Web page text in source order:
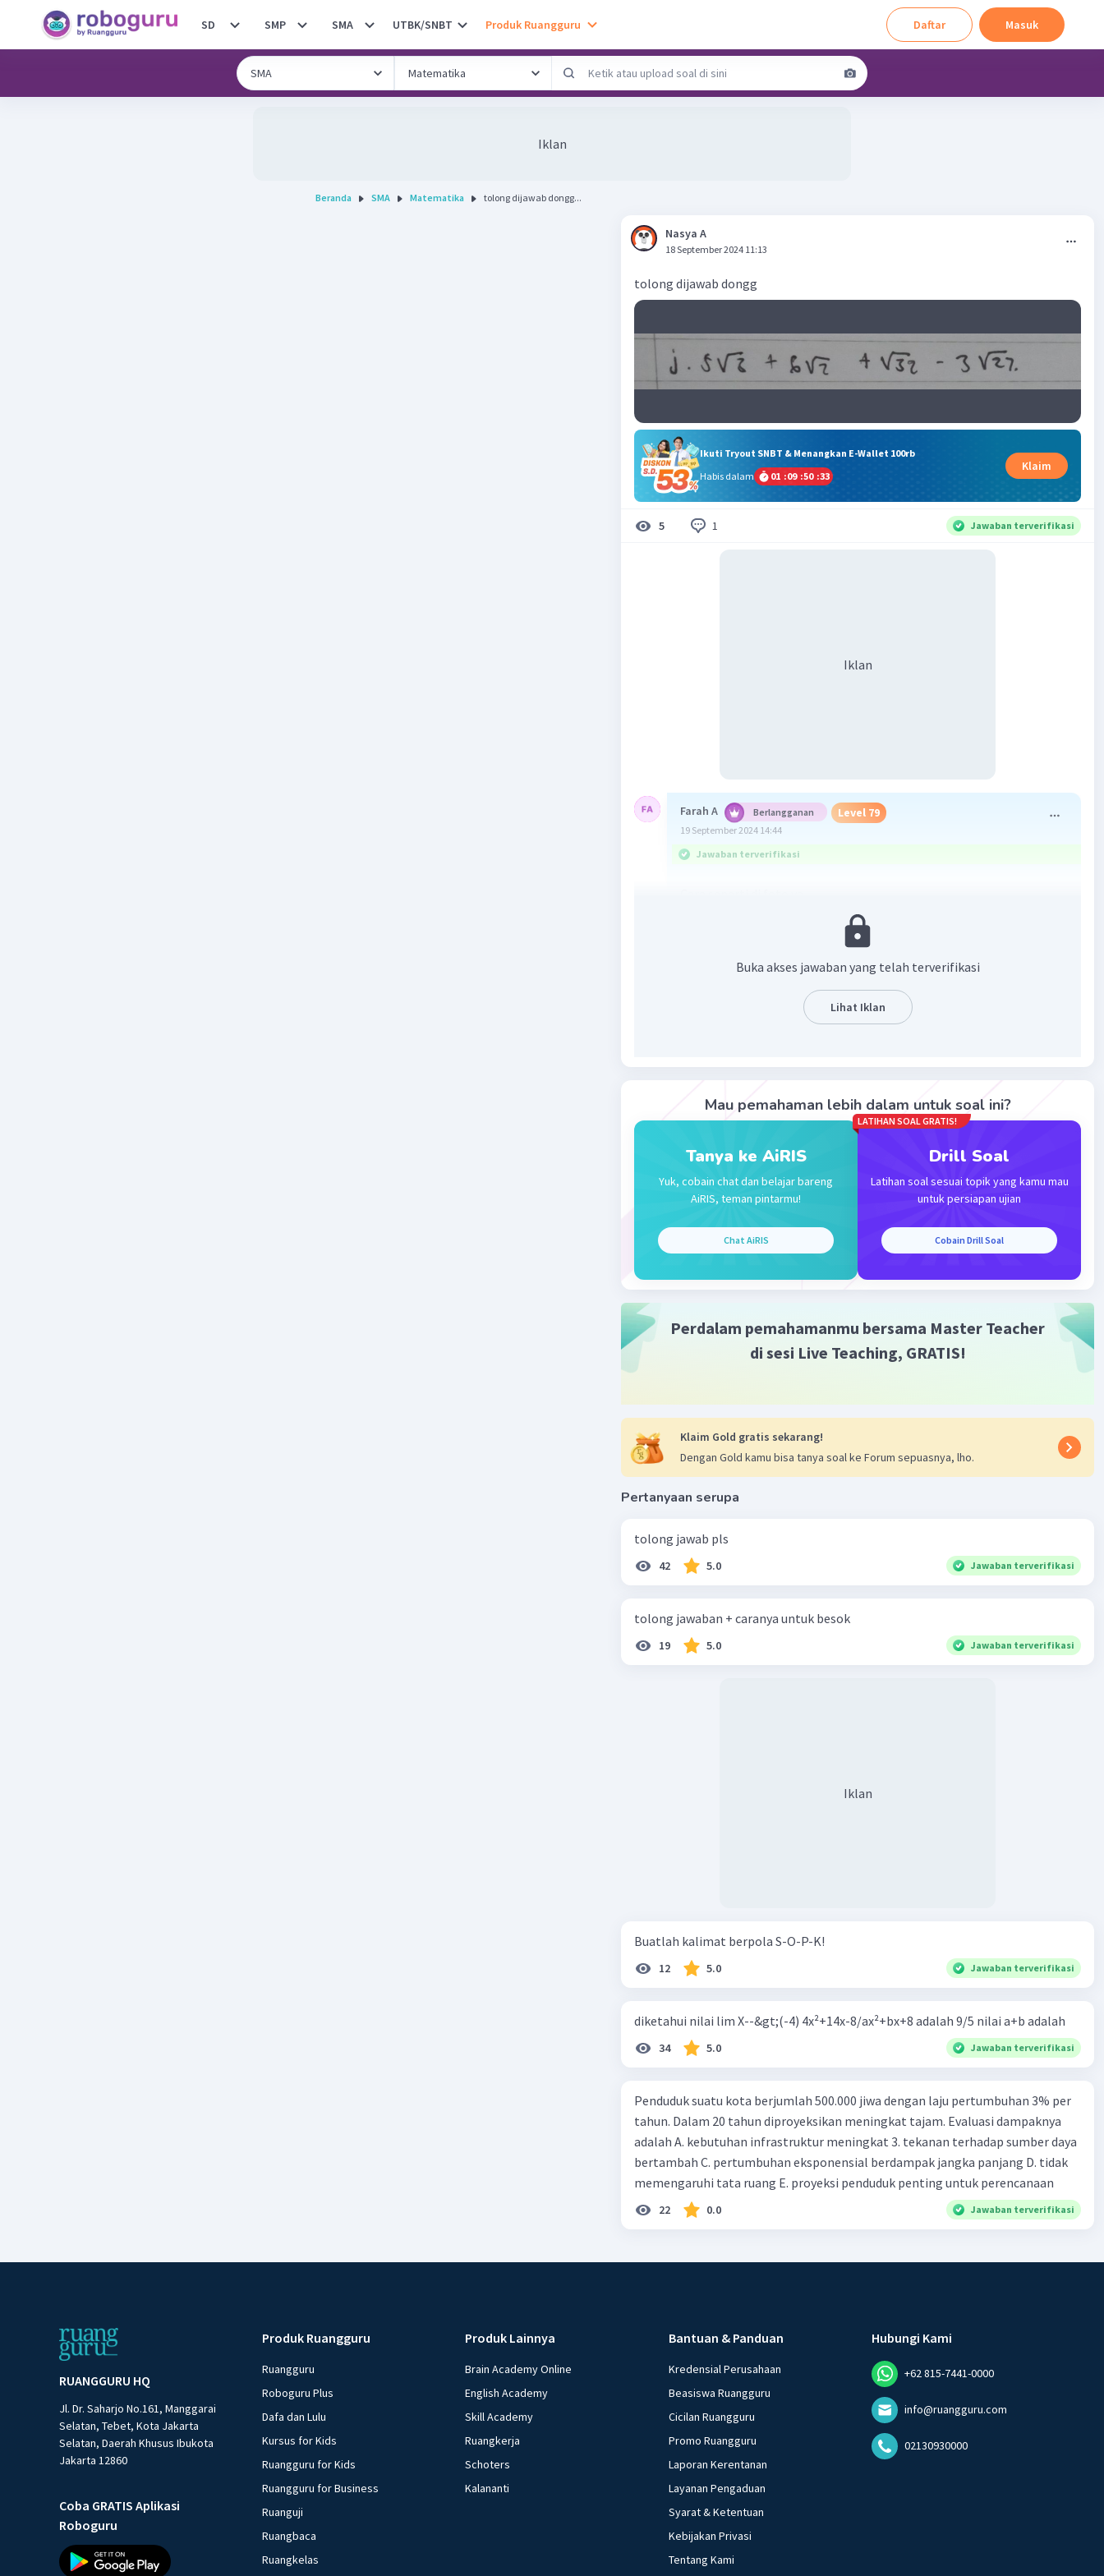
SD SMP SMA UTBK/SNBT Produk Ruangguru Daftar Masuk
Iklan
Beranda SMA Matematika tolong dijawab dongg...
Nasya A
18 September 2024 11:13
tolong dijawab dongg
Ikuti Tryout SNBT & Menangkan E-Wallet 100rb
Habis dalam
01 :09 :50 :32
Klaim
5 1 Jawaban terverifikasi
Iklan
Farah A Berlangganan Level 79
19 September 2024 14:44
Jawaban terverifikasi
Buka akses jawaban yang telah terverifikasi
Lihat Iklan
Mau pemahaman lebih dalam untuk soal ini?
Tanya ke AiRIS
Yuk, cobain chat dan belajar bareng
AiRIS, teman pintarmu!
Chat AiRIS
LATIHAN SOAL GRATIS!
Drill Soal
Latihan soal sesuai topik yang kamu mau
untuk persiapan ujian
Cobain Drill Soal
Perdalam pemahamanmu bersama Master Teacher
di sesi Live Teaching, GRATIS!
Klaim Gold gratis sekarang!
Dengan Gold kamu bisa tanya soal ke Forum sepuasnya, lho.
Pertanyaan serupa
tolong jawab pls
42 5.0 Jawaban terverifikasi
tolong jawaban + caranya untuk besok
19 5.0 Jawaban terverifikasi
Iklan
Buatlah kalimat berpola S-O-P-K!
12 5.0 Jawaban terverifikasi
diketahui nilai lim X--&gt;(-4) 4x²+14x-8/ax²+bx+8 adalah 9/5 nilai a+b adalah
34 5.0 Jawaban terverifikasi
Penduduk suatu kota berjumlah 500.000 jiwa dengan laju pertumbuhan 3% per
tahun. Dalam 20 tahun diproyeksikan meningkat tajam. Evaluasi dampaknya
adalah A. kebutuhan infrastruktur meningkat 3. tekanan terhadap sumber daya
bertambah C. pertumbuhan eksponensial berdampak jangka panjang D. tidak
memengaruhi tata ruang E. proyeksi penduduk penting untuk perencanaan
22 0.0 Jawaban terverifikasi
RUANGGURU HQ
Jl. Dr. Saharjo No.161, Manggarai
Selatan, Tebet, Kota Jakarta
Selatan, Daerah Khusus Ibukota
Jakarta 12860
Coba GRATIS Aplikasi
Roboguru
Produk Ruangguru
Ruangguru
Roboguru Plus
Dafa dan Lulu
Kursus for Kids
Ruangguru for Kids
Ruangguru for Business
Ruanguji
Ruangbaca
Ruangkelas
Produk Lainnya
Brain Academy Online
English Academy
Skill Academy
Ruangkerja
Schoters
Kalananti
Bantuan & Panduan
Kredensial Perusahaan
Beasiswa Ruangguru
Cicilan Ruangguru
Promo Ruangguru
Laporan Kerentanan
Layanan Pengaduan
Syarat & Ketentuan
Kebijakan Privasi
Tentang Kami
Hubungi Kami
+62 815-7441-0000
info@ruangguru.com
02130930000